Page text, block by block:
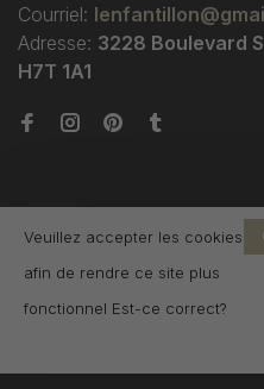
Courriel:
Adresse: 3228 Boulevard
H7T 1A1
© Copyright 2026 Boutique
L'Enfantillon
Veuillez accepter les cookies
afin de rendre ce site plus
fonctionnel Est-ce correct?